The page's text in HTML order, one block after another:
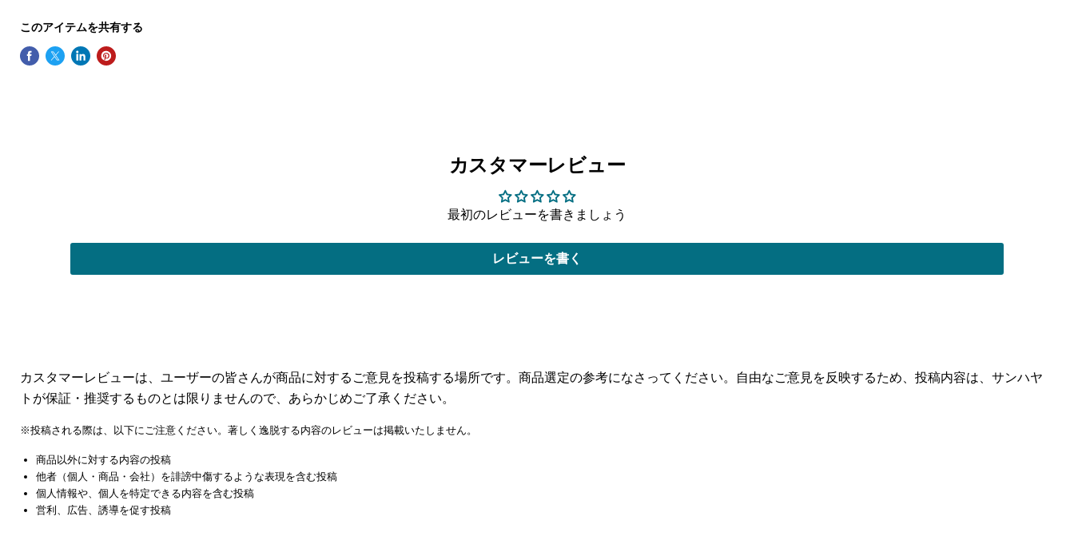
このアイテムを共有する
カスタマーレビュー
最初のレビューを書きましょう
レビューを書く
カスタマーレビューは、ユーザーの皆さんが商品に対するご意見を投稿する場所です。商品選定の参考になさってください。自由なご意見を反映するため、投稿内容は、サンハヤ
トが保証・推奨するものとは限りませんので、あらかじめご了承ください。
※投稿される際は、以下にご注意ください。著しく逸脱する内容のレビューは掲載いたしません。
商品以外に対する内容の投稿
他者（個人・商品・会社）を誹謗中傷するような表現を含む投稿
個人情報や、個人を特定できる内容を含む投稿
営利、広告、誘導を促す投稿